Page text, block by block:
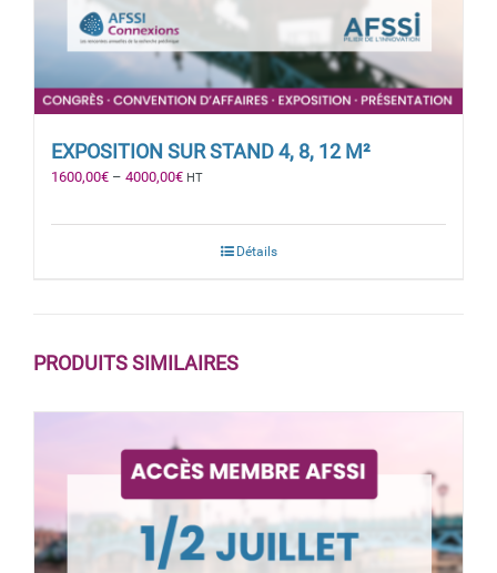
EXPOSITION SUR STAND 4, 8, 12 M²
1600,00€ – 4000,00€ HT
Détails
PRODUITS SIMILAIRES